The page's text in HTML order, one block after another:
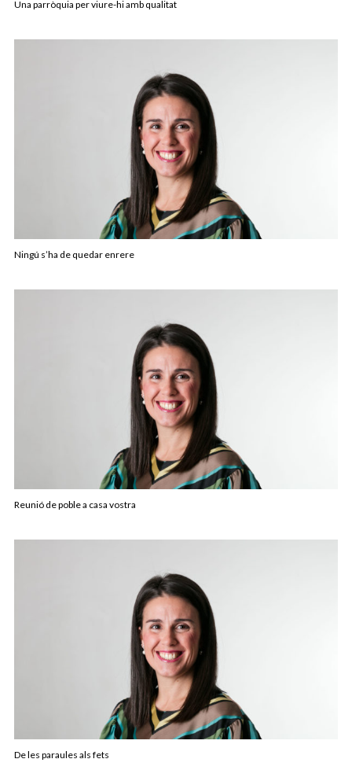
Una parròquia per viure-hi amb qualitat
Ningú s’ha de quedar enrere
Reunió de poble a casa vostra
De les paraules als fets